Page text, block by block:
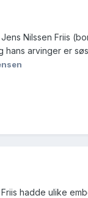
Nilssen Friis
hans arvinger er
hadde ulike